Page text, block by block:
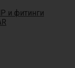
и фитинги